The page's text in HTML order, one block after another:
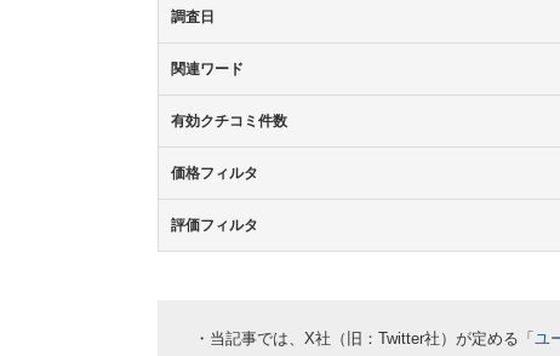
調査日
関連ワード
有効クチコミ件数
価格フィルタ
評価フィルタ
・当記事では、X社（旧：Twitter社）が定める「 ユ